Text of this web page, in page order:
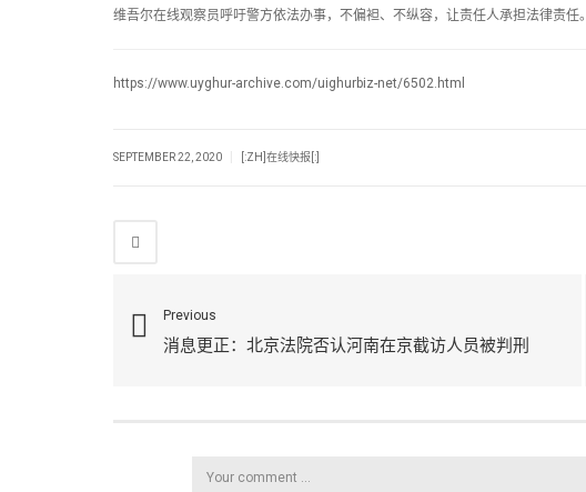
维吾尔在线观察员呼吁警方依法办事，不偏袒、不纵容，让责任人承担法律责任。
https://www.uyghur-archive.com/uighurbiz-net/6502.html
SEPTEMBER 22, 2020 [:ZH]在线快报[:]
Previous
消息更正：北京法院否认河南在京截访人员被判刑